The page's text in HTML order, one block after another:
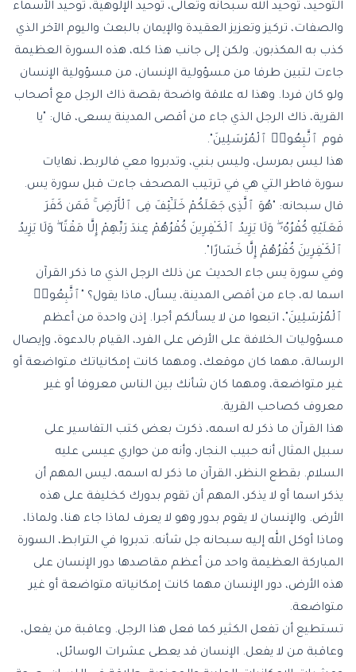
التوحيد، توحيد الله سبحانه وتعالى، توحيد الإلوهية، توحيد الأسماء
والصفات، تركيز وتعزيز العقيدة والإيمان بالبعث واليوم الآخر الذي
كذب به المكذبون. ولكن إلى جانب هذا كله، هذه السورة العظيمة
جاءت لتبين طرفا من مسؤولية الإنسان، من مسؤولية الإنسان
ولو كان فردا. وهذا له علاقة واضحة بقصة ذاك الرجل مع أصحاب
القرية، ذاك الرجل الذي جاء من أقصى المدينة يسعى، قال: "يا
قوم ٱتَّبِعُوا۟ ٱلْمُرْسَلِينَ".
هذا ليس بمرسل، وليس بنبي، وتدبروا معي فالربط، نهايات
سورة فاطر التي هي في ترتيب المصحف جاءت قبل سورة يس.
قال سبحانه: "هُوَ ٱلَّذِى جَعَلَكُمْ خَلَـٰٓئِفَ فِى ٱلْأَرْضِ ۚ فَمَن كَفَرَ
فَعَلَيْهِ كُفْرُهُۥ ۖ وَلَا يَزِيدُ ٱلْكَـٰفِرِينَ كُفْرُهُمْ عِندَ رَبِّهِمْ إِلَّا مَقْتًا ۖ وَلَا يَزِيدُ
ٱلْكَـٰفِرِينَ كُفْرُهُمْ إِلَّا خَسَارًا".
وفي سورة يس جاء الحديث عن ذلك الرجل الذي ما ذكر القرآن
اسما له، جاء من أقصى المدينة، يسأل، ماذا يقول؟ "ٱتَّبِعُوا۟
ٱلْمُرْسَلِينَ"، اتبعوا من لا يسألكم أجرا. إذن واحدة من أعظم
مسؤوليات الخلافة على الأرض على الفرد، القيام بالدعوة، وإيصال
الرسالة، مهما كان موقعك، ومهما كانت إمكانياتك متواضعة أو
غير متواضعة، ومهما كان شأنك بين الناس معروفا أو غير
معروف كصاحب القرية.
هذا القرآن ما ذكر له اسمه، ذكرت بعض كتب التفاسير على
سبيل المثال أنه حبيب النجار، وأنه من حواري عيسى عليه
السلام. بقطع النظر، القرآن ما ذكر له اسمه، ليس المهم أن
يذكر اسما أو لا يذكر، المهم أن تقوم بدورك كخليفة على هذه
الأرض. والإنسان لا يقوم بدور وهو لا يعرف لماذا جاء هنا، ولماذا،
وماذا أوكل الله إليه سبحانه جل شأنه. تدبروا في الترابط، السورة
المباركة العظيمة واحد من أعظم مقاصدها دور الإنسان على
هذه الأرض، دور الإنسان مهما كانت إمكانياته متواضعة أو غير
متواضعة.
تستطيع أن تفعل الكثير كما فعل هذا الرجل. وعاقبة من يفعل،
وعاقبة من لا يفعل. الإنسان قد يعطى عشرات الوسائل،